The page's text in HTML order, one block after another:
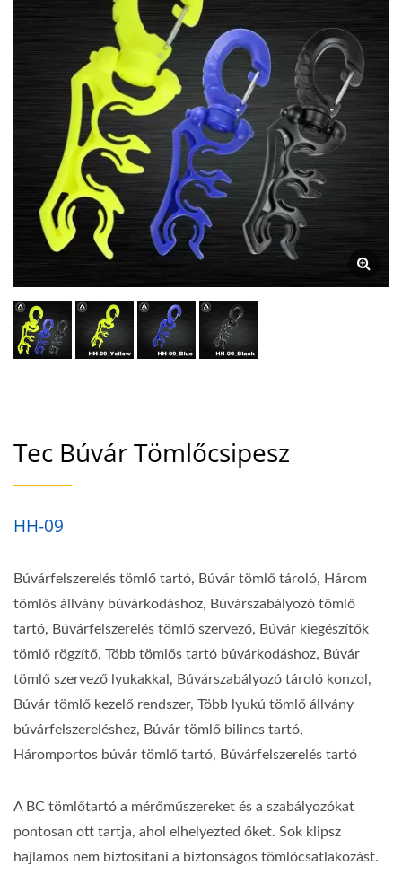
Több Tömlős Tartó
Búvárkodáshoz, Búvár
Tömlő Szervező Lyukakkal,
Búvárszabályozó Tároló
Konzol, Búvár Tömlő
Kezelő Rendszer, Több
Lyukú Tömlő Állvány
Búvárfelszereléshez, Búvár
Tömlő Bilincs Tartó,
Háromportos Búvár Tömlő
| Víz Alatti Iránytű Gyártó |
Tec Búvár Tömlőcsipesz
HH-09
Búvárfelszerelés tömlő tartó, Búvár tömlő tároló, Három
tömlős állvány búvárkodáshoz, Búvárszabályozó tömlő
tartó, Búvárfelszerelés tömlő szervező, Búvár kiegészítők
tömlő rögzítő, Több tömlős tartó búvárkodáshoz, Búvár
tömlő szervező lyukakkal, Búvárszabályozó tároló konzol,
Búvár tömlő kezelő rendszer, Több lyukú tömlő állvány
búvárfelszereléshez, Búvár tömlő bilincs tartó,
Háromportos búvár tömlő tartó, Búvárfelszerelés tartó
A BC tömlőtartó a mérőműszereket és a szabályozókat
pontosan ott tartja, ahol elhelyezted őket. Sok klipsz
hajlamos nem biztosítani a biztonságos tömlőcsatlakozást.